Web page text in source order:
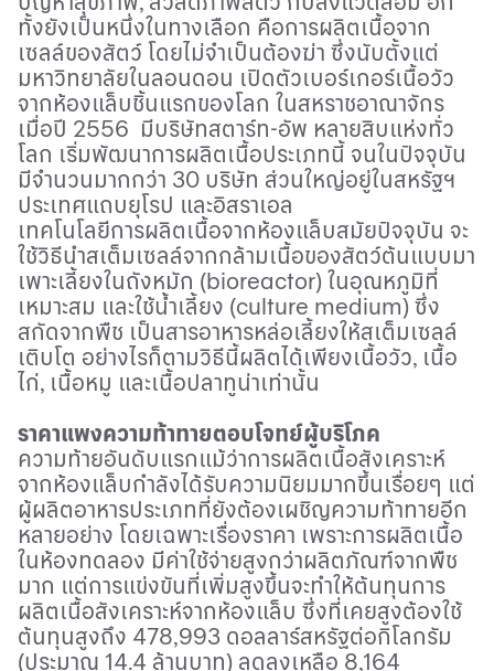
ทั้งยังเป็นหนึ่งในทางเลือก คือการผลิตเนื้อจาก
เซลล์ของสัตว์ โดยไม่จำเป็นต้องฆ่า ซึ่งนับตั้งแต่
มหาวิทยาลัยในลอนดอน เปิดตัวเบอร์เกอร์เนื้อวัว
จากห้องแล็บชิ้นแรกของโลก ในสหราชอาณาจักร
เมื่อปี 2556 มีบริษัทสตาร์ท-อัพ หลายสิบแห่งทั่ว
โลก เริ่มพัฒนาการผลิตเนื้อประเภทนี้ จนในปัจจุบัน
มีจำนวนมากกว่า 30 บริษัท ส่วนใหญ่อยู่ในสหรัฐฯ
ประเทศแถบยุโรป และอิสราเอล
เทคโนโลยีการผลิตเนื้อจากห้องแล็บสมัยปัจจุบัน จะ
ใช้วิธีนำสเต็มเซลล์จากกล้ามเนื้อของสัตว์ต้นแบบมา
เพาะเลี้ยงในถังหมัก (bioreactor) ในอุณหภูมิที่
เหมาะสม และใช้น้ำเลี้ยง (culture medium) ซึ่ง
สกัดจากพืช เป็นสารอาหารหล่อเลี้ยงให้สเต็มเซลล์
เติบโต อย่างไรก็ตามวิธีนี้ผลิตได้เพียงเนื้อวัว, เนื้อ
ไก่, เนื้อหมู และเนื้อปลาทูน่าเท่านั้น
ราคาแพงความท้าทายตอบโจทย์ผู้บริโภค
ความท้ายอันดับแรกแม้ว่าการผลิตเนื้อสังเคราะห์
จากห้องแล็บกำลังได้รับความนิยมมากขึ้นเรื่อยๆ แต่
ผู้ผลิตอาหารประเภทที่ยังต้องเผชิญความท้าทายอีก
หลายอย่าง โดยเฉพาะเรื่องราคา เพราะการผลิตเนื้อ
ในห้องทดลอง มีค่าใช้จ่ายสูงกว่าผลิตภัณฑ์จากพืช
มาก แต่การแข่งขันที่เพิ่มสูงขึ้นจะทำให้ต้นทุนการ
ผลิตเนื้อสังเคราะห์จากห้องแล็บ ซึ่งที่เคยสูงต้องใช้
ต้นทุนสูงถึง 478,993 ดอลลาร์สหรัฐต่อกิโลกรัม
(ประมาณ 14.4 ล้านบาท) ลดลงเหลือ 8,164